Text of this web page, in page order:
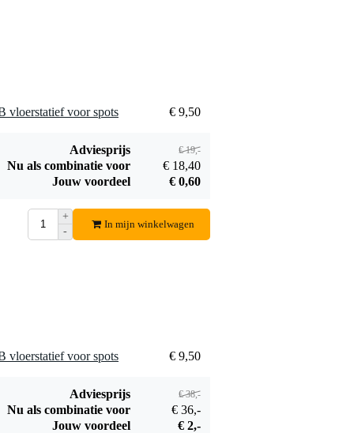
zwartBestel mee
Ayra OSO W-D
wireless DMX
zender en
€ 99,-
voor spots € 9,50
Adviesprijs € 19,-
Nu als combinatie voor
€ 18,40
Jouw voordeel
€ 0,60
+
-
In mijn winkelwagen
voor spots € 9,50
Adviesprijs € 38,-
Nu als combinatie voor
€ 36,-
Jouw voordeel
€ 2,-